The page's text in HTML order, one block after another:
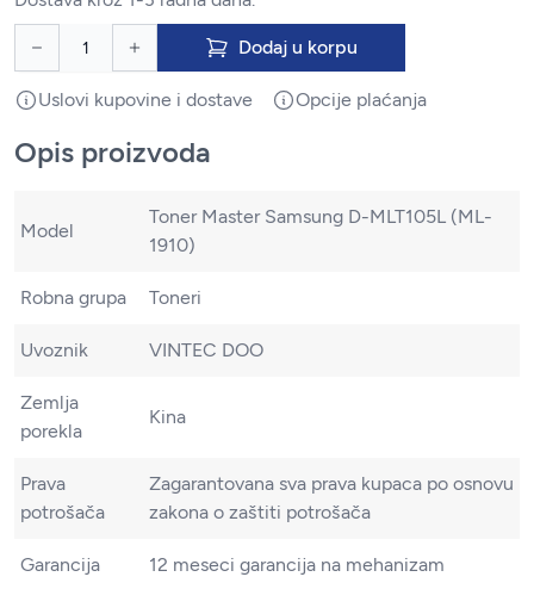
Dodaj u korpu
Uslovi kupovine i dostave Opcije plaćanja
Opis proizvoda
Model
Toner Master Samsung D-MLT105L (ML-
1910)
Robna grupa Toneri
Uvoznik VINTEC DOO
Zemlja
porekla
Kina
Prava
potrošača
Zagarantovana sva prava kupaca po osnovu
zakona o zaštiti potrošača
Garancija 12 meseci garancija na mehanizam